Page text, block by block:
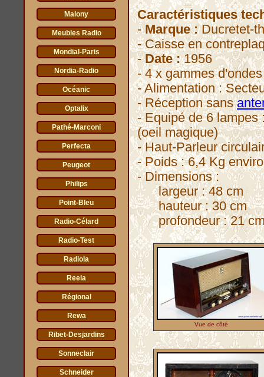
Malony
Meubles Radio
Mondial-Paris
Nordia-Radio
Océanic
Optalix
Pathé-Marconi
Perfecta
Peugeot
Philips
Point-Bleu
Radio-Célard
Radio-Test
Radiola
Reela
Régional
Rewa
Ribet-Desjardins
Sonneclair
Schneider
Caractéristiques
-Marque :Ducretet-
- Caisse en
-Date :1956
- 4 x gammes
- Alimentation :
- Réception sans
- Equipé de 6 lampes
(oeil magique)
- Haut-Parleur
- Poids : 6,4 Kg
- Dimensions :
largeur : 48 cm
hauteur : 30 cm
profondeur : 21
Vue de côté